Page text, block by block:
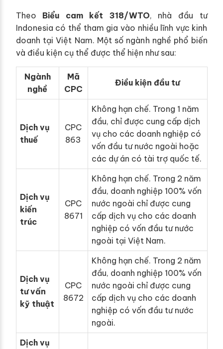
Theo Biểu cam kết 318/WTO, nhà đầu tư
Indonesia có thể tham gia vào nhiều lĩnh vực kinh
doanh tại Việt Nam. Một số ngành nghề phổ biến
và điều kiện cụ thể được thể hiện như sau:
Ngành
nghề
Mã
CPC
Điều kiện đầu tư
Dịch vụ
thuế
CPC
863
Không hạn chế. Trong 1 năm
đầu, chỉ được cung cấp dịch
vụ cho các doanh nghiệp có
vốn đầu tư nước ngoài hoặc
các dự án có tài trợ quốc tế.
Dịch vụ
kiến
trúc
CPC
8671
Không hạn chế. Trong 2 năm
đầu, doanh nghiệp 100% vốn
nước ngoài chỉ được cung
cấp dịch vụ cho các doanh
nghiệp có vốn đầu tư nước
ngoài tại Việt Nam.
Dịch vụ
tư vấn
kỹ thuật
CPC
8672
Không hạn chế. Trong 2 năm
đầu, doanh nghiệp 100% vốn
nước ngoài chỉ được cung
cấp dịch vụ cho các doanh
nghiệp có vốn đầu tư nước
ngoài.
Dịch vụ